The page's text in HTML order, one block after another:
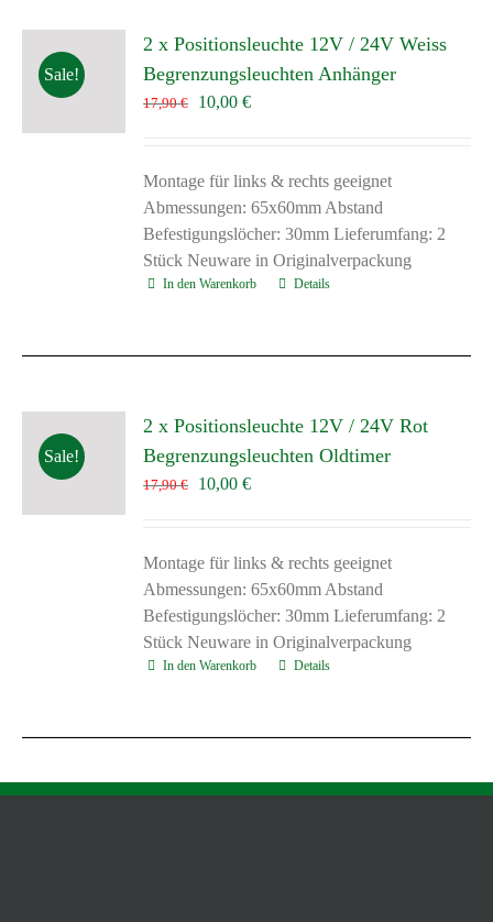
Sale!
2 x Positionsleuchte 12V / 24V Weiss
Begrenzungsleuchten Anhänger
17,90€
Ursprünglicher
17,90 €
10,00€Aktueller
10,00 €.
Montage für links & rechts geeignet
Abmessungen: 65x60mm Abstand
Befestigungslöcher: 30mm Lieferumfang: 2
Stück Neuware in Originalverpackung
In den Warenkorb Details
Sale!
2 x Positionsleuchte 12V / 24V Rot
Begrenzungsleuchten Oldtimer
17,90€
Ursprünglicher
17,90 €
10,00€Aktueller
10,00 €.
Montage für links & rechts geeignet
Abmessungen: 65x60mm Abstand
Befestigungslöcher: 30mm Lieferumfang: 2
Stück Neuware in Originalverpackung
In den Warenkorb Details